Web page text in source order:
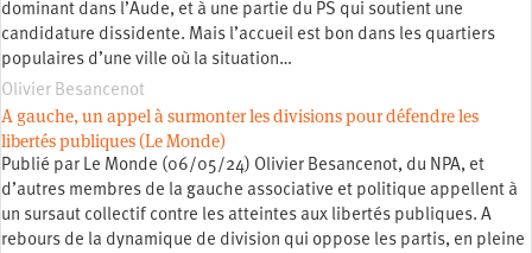
dominant dans l’Aude, et à une partie du PS qui soutient une
candidature dissidente. Mais l’accueil est bon dans les quartiers
populaires d’une ville où la situation…
Olivier Besancenot
A gauche, un appel à surmonter les divisions pour défendre les
libertés publiques (Le Monde)
Publié par Le Monde (06/05/24) Olivier Besancenot, du NPA, et
d’autres membres de la gauche associative et politique appellent à
un sursaut collectif contre les atteintes aux libertés publiques. A
rebours de la dynamique de division qui oppose les partis, en pleine